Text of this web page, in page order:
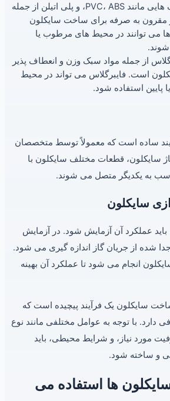
پلاستیک هایی مانند PVC، ABS، و پلی اتیلن از جمله
مقرون به صرفه برای ساخت سایکلون
می توانند در محیط های مرطوب یا
شوند.
از جمله مواد سبک وزن و انعطاف پذیر
است. فایبرگلاس می تواند در محیط
پایین استفاده شود.
ساده است که معمولاً توسط متخصصان
سایکلون، قطعات مختلف سایکلون با
به یکدیگر متصل می شوند.
سایکلون
باید عملکرد آن آزمایش شود. در آزمایش
شده از جریان گاز اندازه گیری می شود.
انجام می شود تا عملکرد آن بهینه
سایکلون یک فرآیند پیچیده است که
دارد. با توجه به عوامل مختلفی مانند نوع
مورد نیاز، و شرایط محیطی، باید
و ساخته شود.
ها استفاده می